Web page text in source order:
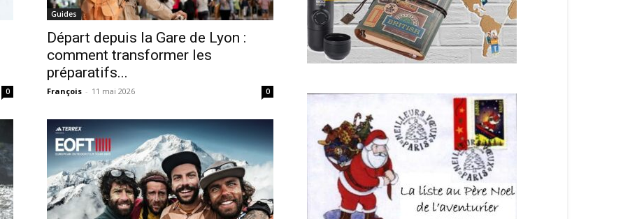
0
Guides
Départ depuis la Gare de Lyon :
comment transformer les
préparatifs...
François - 11 mai 2026 0